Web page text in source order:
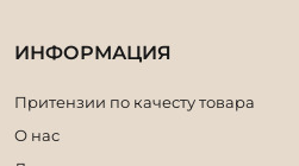
ИНФОРМАЦИЯ
Притензии по качесту товара
О нас